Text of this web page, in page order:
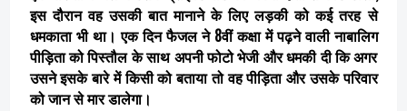
इस दौरान वह उसकी बात मानाने के लिए लड़की को कई तरह से
धमकाता भी था। एक दिन फैजल ने 8वीं कक्षा में पढ़ने वाली नाबालिग
पीड़िता को पिस्तौल के साथ अपनी फोटो भेजी और धमकी दी कि अगर
उसने इसके बारे में किसी को बताया तो वह पीड़िता और उसके परिवार
को जान से मार डालेगा।